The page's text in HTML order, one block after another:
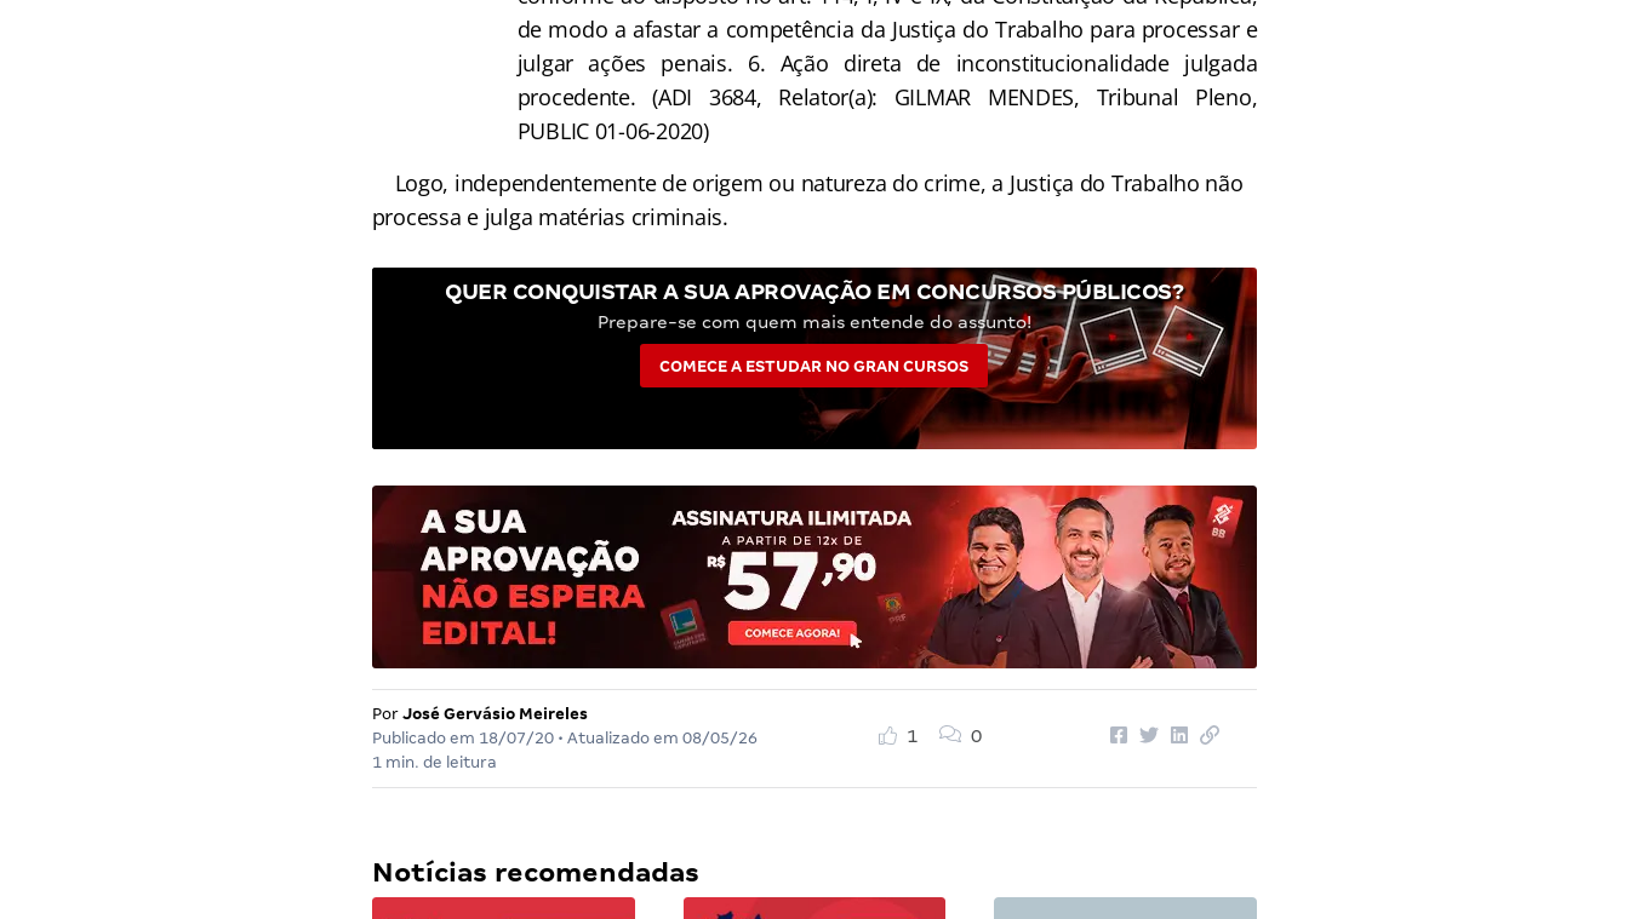
de modo a afastar a competência da Justiça do Trabalho para processar e
julgar ações penais. 6. Ação direta de inconstitucionalidade julgada
procedente. (ADI 3684, Relator(a): GILMAR MENDES, Tribunal Pleno,
PUBLIC 01-06-2020)
Logo, independentemente de origem ou natureza do crime, a Justiça do Trabalho não
processa e julga matérias criminais.
QUER CONQUISTAR A SUA APROVAÇÃO EM CONCURSOS PÚBLICOS?
Prepare-se com quem mais entende do assunto!
COMECE A ESTUDAR NO GRAN CURSOS
Por José Gervásio Meireles
Publicado em 18/07/20• Atualizado em 08/05/26
1 min. de leitura
1 0
Notícias recomendadas